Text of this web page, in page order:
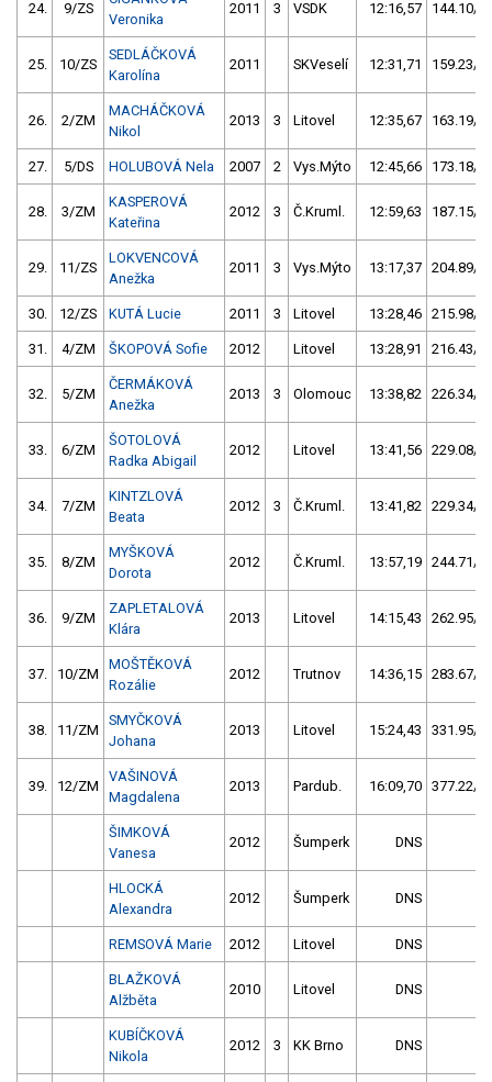
24. 9/ZS
Veronika
2011 3 VSDK 12:16,57 144.10/
25. 10/ZS
SEDLÁČKOVÁ
Karolína
2011 SKVeselí 12:31,71 159.23/
26. 2/ZM
MACHÁČKOVÁ
Nikol
2013 3 Litovel 12:35,67 163.19/
27. 5/DS HOLUBOVÁ Nela 2007 2 Vys.Mýto 12:45,66 173.18/
28. 3/ZM
KASPEROVÁ
Kateřina
2012 3 Č.Kruml. 12:59,63 187.15/
29. 11/ZS
LOKVENCOVÁ
Anežka
2011 3 Vys.Mýto 13:17,37 204.89/
30. 12/ZS KUTÁ Lucie 2011 3 Litovel 13:28,46 215.98/
31. 4/ZM ŠKOPOVÁ Sofie 2012 Litovel 13:28,91 216.43/
32. 5/ZM
ČERMÁKOVÁ
Anežka
2013 3 Olomouc 13:38,82 226.34/
33. 6/ZM
ŠOTOLOVÁ
Radka Abigail
2012 Litovel 13:41,56 229.08/
34. 7/ZM
KINTZLOVÁ
Beata
2012 3 Č.Kruml. 13:41,82 229.34/
35. 8/ZM
MYŠKOVÁ
Dorota
2012 Č.Kruml. 13:57,19 244.71/
36. 9/ZM
ZAPLETALOVÁ
Klára
2013 Litovel 14:15,43 262.95/
37. 10/ZM
MOŠTĚKOVÁ
Rozálie
2012 Trutnov 14:36,15 283.67/
38. 11/ZM
SMYČKOVÁ
Johana
2013 Litovel 15:24,43 331.95/
39. 12/ZM
VAŠINOVÁ
Magdalena
2013 Pardub. 16:09,70 377.22/
ŠIMKOVÁ
Vanesa
2012 Šumperk DNS
HLOCKÁ
Alexandra
2012 Šumperk DNS
REMSOVÁ Marie 2012 Litovel DNS
BLAŽKOVÁ
Alžběta
2010 Litovel DNS
KUBÍČKOVÁ
Nikola
2012 3 KK Brno DNS